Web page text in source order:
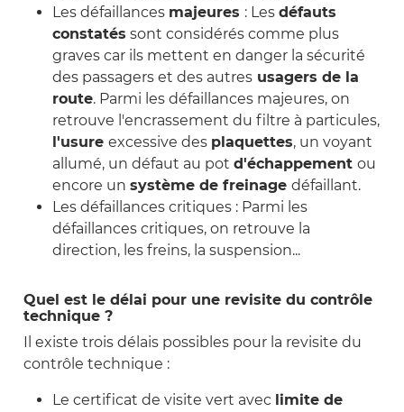
Les défaillances majeures : Les défauts
constatés sont considérés comme plus
graves car ils mettent en danger la sécurité
des passagers et des autres usagers de la
route. Parmi les défaillances majeures, on
retrouve l'encrassement du filtre à particules,
l'usure excessive des plaquettes, un voyant
allumé, un défaut au pot d'échappement ou
encore un système de freinage défaillant.
Les défaillances critiques : Parmi les
défaillances critiques, on retrouve la
direction, les freins, la suspension...
Quel est le délai pour une revisite du contrôle
technique ?
Il existe trois délais possibles pour la revisite du
contrôle technique :
Le certificat de visite vert avec limite de